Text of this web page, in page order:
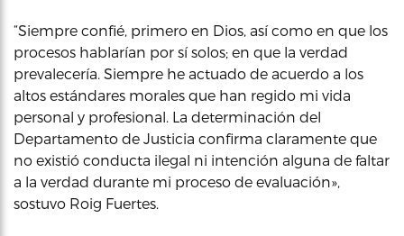
“Siempre confié, primero en Dios, así como en que los
procesos hablarían por sí solos; en que la verdad
prevalecería. Siempre he actuado de acuerdo a los
altos estándares morales que han regido mi vida
personal y profesional. La determinación del
Departamento de Justicia confirma claramente que
no existió conducta ilegal ni intención alguna de faltar
a la verdad durante mi proceso de evaluación»,
sostuvo Roig Fuertes.